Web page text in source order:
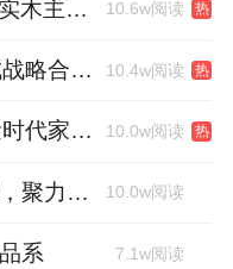
的爆款神话。
得只能盖盖“刚需
了：只要房子盖得
一城双响 | 源氏木语「新实木主义——黑标生活提案」发布会落地天津，黑标旗舰店盛大启幕 10.6w阅读 热
贝壳租房与成都燃气达成战略合作 打通安全巡检“最后一米” 10.4w阅读 热
圣象焕新家重新定义存量时代家居升级逻辑，筑牢说换就换的底气！ 10.0w阅读 热
爱琴海集团携手百佳联盟，聚力共拓存量商业新赛道 10.0w阅读
系 7.1w阅读